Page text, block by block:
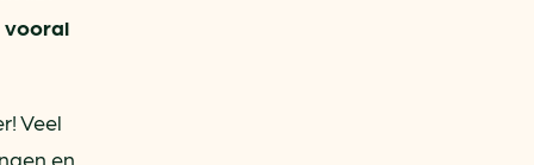
vooral
Veel
en